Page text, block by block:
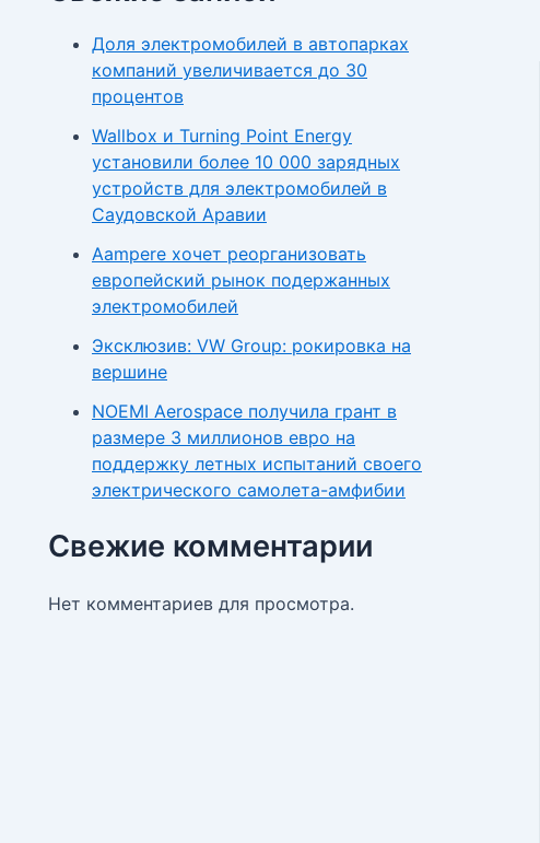
Доля электромобилей в автопарках
компаний увеличивается до 30
процентов
Wallbox и Turning Point Energy
установили более 10 000 зарядных
устройств для электромобилей в
Саудовской Аравии
Aampere хочет реорганизовать
европейский рынок подержанных
электромобилей
Эксклюзив: VW Group: рокировка на
вершине
NOEMI Aerospace получила грант в
размере 3 миллионов евро на
поддержку летных испытаний своего
электрического самолета-амфибии
Свежие комментарии
Нет комментариев для просмотра.